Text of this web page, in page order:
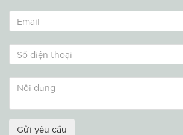
Gửi yêu cầu